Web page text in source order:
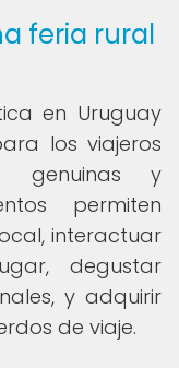
feria rural
en Uruguay
los viajeros
genuinas y
permiten
interactuar
degustar
y adquirir
de viaje.